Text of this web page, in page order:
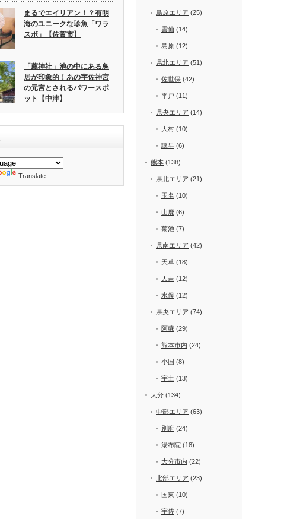
まるでエイリアン！？有明
海のユニークな珍魚「ワラ
スボ」【佐賀市】
「薦神社」池の中にある鳥
居が印象的！あの宇佐神宮
の元宮とされるパワースポ
ット【中津】
Translate
島原エリア (25)
雲仙 (14)
島原 (12)
県北エリア (51)
佐世保 (42)
平戸 (11)
県央エリア (14)
大村 (10)
諫早 (6)
熊本 (138)
県北エリア (21)
玉名 (10)
山鹿 (6)
菊池 (7)
県南エリア (42)
天草 (18)
人吉 (12)
水俣 (12)
県央エリア (74)
阿蘇 (29)
熊本市内 (24)
小国 (8)
宇土 (13)
大分 (134)
中部エリア (63)
別府 (24)
湯布院 (18)
大分市内 (22)
北部エリア (23)
国東 (10)
宇佐 (7)